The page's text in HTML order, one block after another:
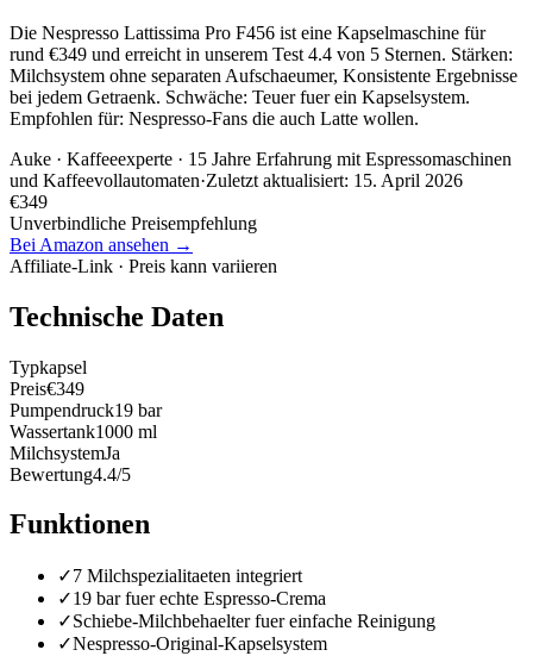
Die Nespresso Lattissima Pro F456 ist eine Kapselmaschine für
rund €349 und erreicht in unserem Test 4.4 von 5 Sternen. Stärken:
Milchsystem ohne separaten Aufschaeumer, Konsistente Ergebnisse
bei jedem Getraenk. Schwäche: Teuer fuer ein Kapselsystem.
Empfohlen für: Nespresso-Fans die auch Latte wollen.
Auke · Kaffeeexperte · 15 Jahre Erfahrung mit Espressomaschinen
und Kaffeevollautomaten·Zuletzt aktualisiert: 15. April 2026
€349
Unverbindliche Preisempfehlung
Bei Amazon ansehen →
Affiliate-Link · Preis kann variieren
Technische Daten
Typkapsel
Preis€349
Pumpendruck19 bar
Wassertank1000 ml
MilchsystemJa
Bewertung4.4/5
Funktionen
✓7 Milchspezialitaeten integriert
✓19 bar fuer echte Espresso-Crema
✓Schiebe-Milchbehaelter fuer einfache Reinigung
✓Nespresso-Original-Kapselsystem